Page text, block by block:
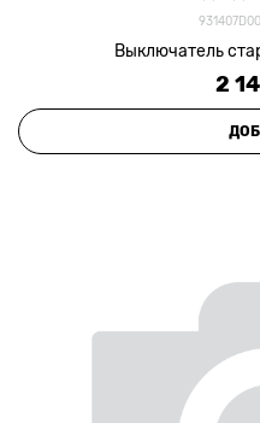
Выключатель
2